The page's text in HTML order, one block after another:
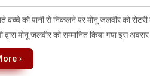
बच्चे को पानी से निकलने पर मोनू जलवीर को
द्वारा मोनू जलवीर को सम्मानित किया गया इस
›